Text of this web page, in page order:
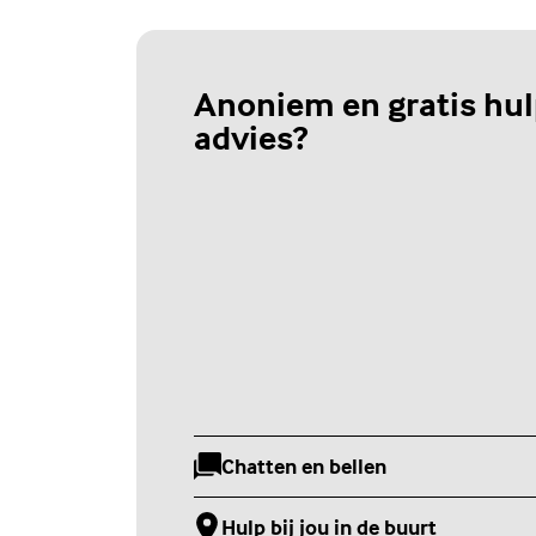
Anoniem en gratis
advies?
Chatten en bellen
(Externe link)
Hulp bij jou in de buurt